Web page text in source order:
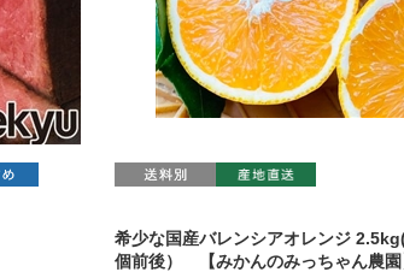
希少な国産バレンシアオレンジ
個前後） 【みかんのみっちゃん農園